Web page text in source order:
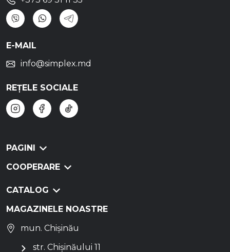
E-MAIL
info@simplex.md
REȚELE SOCIALE
PAGINI
COOPERARE
CATALOG
MAGAZINELE NOASTRE
mun. Chișinău
str. Chișinăului 11